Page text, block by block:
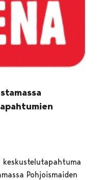
keskustelutapahtuma
Pohjoismaiden